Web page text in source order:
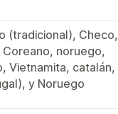
(tradicional), Checo,
Coreano, noruego,
Vietnamita, catalán,
y Noruego